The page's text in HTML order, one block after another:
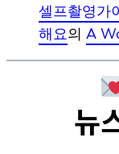
셀프촬영가
해요의 A
뉴